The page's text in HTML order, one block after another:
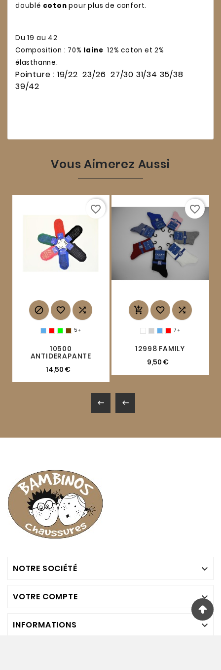
doublé coton pour plus de confort.
Du 19 au 42
Composition : 70% laine 12% coton et 2%
élasthanne.
Pointure : 19/22 23/26 27/30 31/34 35/38
39/42
Vous Aimerez Aussi
  
5 
10500
ANTIDERAPANTE
14,50 €
favorite_border
  
7 
12998 FAMILY
9,50 €
favorite_border
 
NOTRE SOCIÉTÉ 
VOTRE COMPTE 
INFORMATIONS 